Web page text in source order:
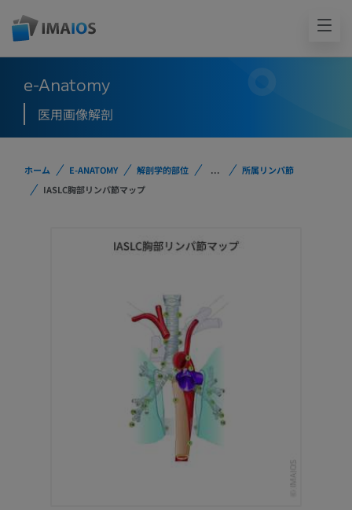
e-Anatomy
医用画像解剖
ホーム E-ANATOMY 解剖学的部位 ...
所属リンパ節
IASLC胸部リンパ節マップ